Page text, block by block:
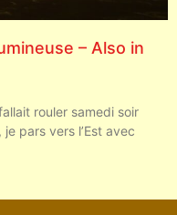
– Also in
rouler samedi soir
pars vers l’Est avec